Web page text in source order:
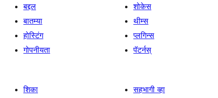
बद्दल
बातम्या
होस्टिंग
गोपनीयता
शोकेस
थीम्स
प्लगिन्स
पॅटर्नस्
शिका
सहभागी व्हा